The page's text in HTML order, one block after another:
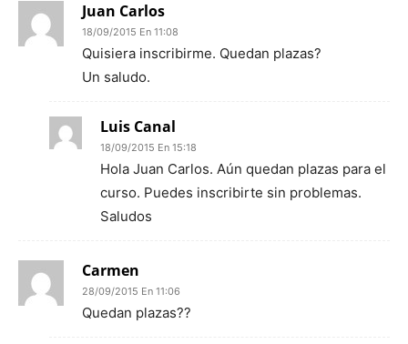
Juan Carlos
18/09/2015 En 11:08
Quisiera inscribirme. Quedan plazas?
Un saludo.
Luis Canal
18/09/2015 En 15:18
Hola Juan Carlos. Aún quedan plazas para el
curso. Puedes inscribirte sin problemas.
Saludos
Carmen
28/09/2015 En 11:06
Quedan plazas??